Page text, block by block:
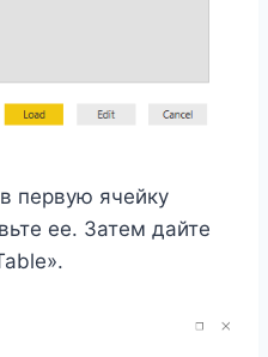
первую ячейку
ее. Затем дайте